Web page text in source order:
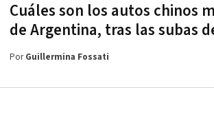
Cuáles son los autos chinos
de Argentina, tras las subas
PorGuillermina Fossati